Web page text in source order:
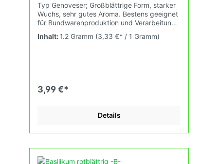
Typ Genoveser; Großblättrige Form, starker
Wuchs, sehr gutes Aroma. Bestens geeignet
für Bundwarenproduktion und Verarbeitung.
Inhalt: 1.2 Gramm (3,33 €* / 1 Gramm)
3,99 €*
Details